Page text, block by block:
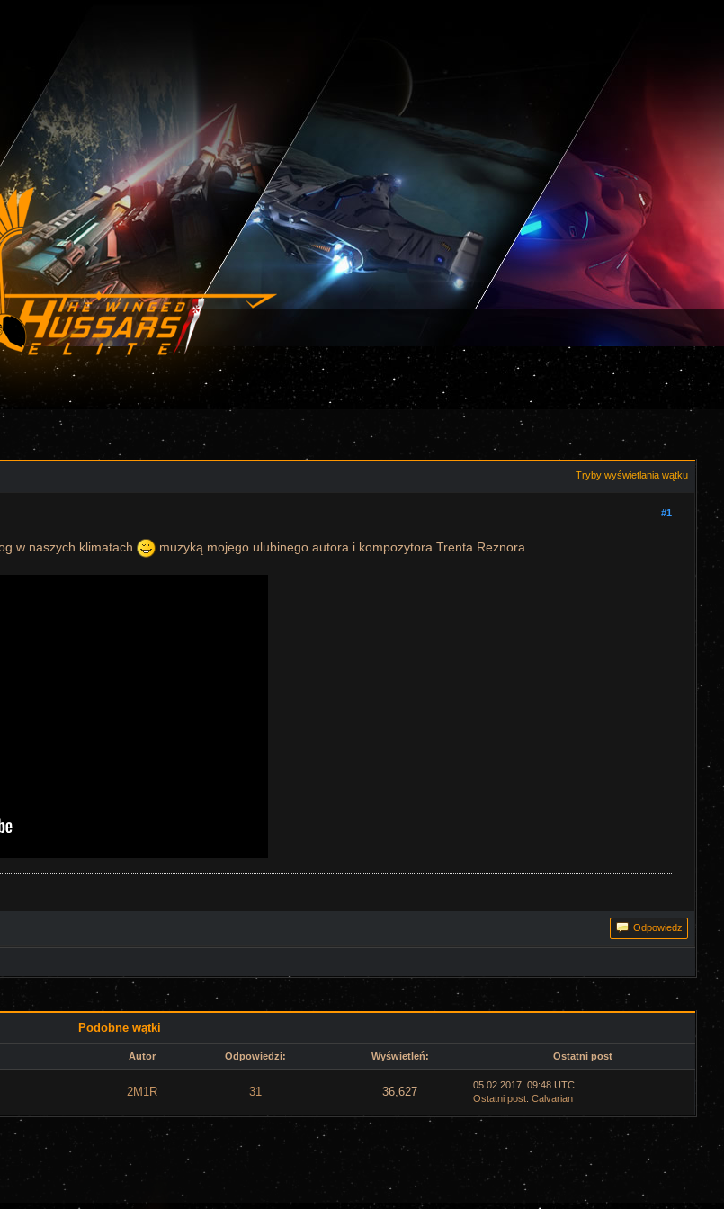
Tryby wyświetlania wątku
#1
w naszych klimatach muzyką mojego ulubinego autora i kompozytora Trenta Reznora.
Odpowiedz
Podobne wątki
Autor Odpowiedzi: Wyświetleń: Ostatni post
2M1R 31 36,627
05.02.2017, 09:48 UTC
Ostatni post: Calvarian